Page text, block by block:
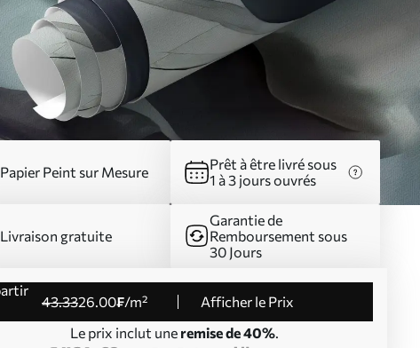
Papier Peint sur Mesure
Prêt à être livré sous
1 à 3 jours ouvrés
Livraison gratuite
Garantie de
Remboursement sous
30 Jours
43.3326.00₣/m²
Afficher le Prix
Le prix inclut une remise de 40%.